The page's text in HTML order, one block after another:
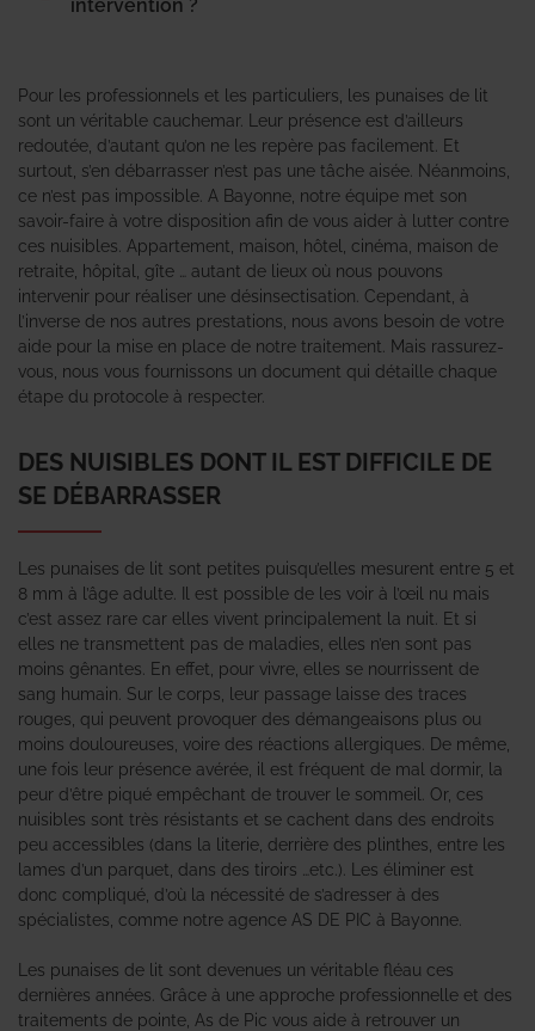
intervention ?
Pour les professionnels et les particuliers, les punaises de lit
sont un véritable cauchemar. Leur présence est d’ailleurs
redoutée, d’autant qu’on ne les repère pas facilement. Et
surtout, s’en débarrasser n’est pas une tâche aisée. Néanmoins,
ce n’est pas impossible. A Bayonne, notre équipe met son
savoir-faire à votre disposition afin de vous aider à lutter contre
ces nuisibles. Appartement, maison, hôtel, cinéma, maison de
retraite, hôpital, gîte … autant de lieux où nous pouvons
intervenir pour réaliser une désinsectisation. Cependant, à
l’inverse de nos autres prestations, nous avons besoin de votre
aide pour la mise en place de notre traitement. Mais rassurez-
vous, nous vous fournissons un document qui détaille chaque
étape du protocole à respecter.
DES NUISIBLES DONT IL EST DIFFICILE DE
SE DÉBARRASSER
Les punaises de lit sont petites puisqu’elles mesurent entre 5 et
8 mm à l’âge adulte. Il est possible de les voir à l’œil nu mais
c’est assez rare car elles vivent principalement la nuit. Et si
elles ne transmettent pas de maladies, elles n’en sont pas
moins gênantes. En effet, pour vivre, elles se nourrissent de
sang humain. Sur le corps, leur passage laisse des traces
rouges, qui peuvent provoquer des démangeaisons plus ou
moins douloureuses, voire des réactions allergiques. De même,
une fois leur présence avérée, il est fréquent de mal dormir, la
peur d’être piqué empêchant de trouver le sommeil. Or, ces
nuisibles sont très résistants et se cachent dans des endroits
peu accessibles (dans la literie, derrière des plinthes, entre les
lames d’un parquet, dans des tiroirs …etc.). Les éliminer est
donc compliqué, d’où la nécessité de s’adresser à des
spécialistes, comme notre agence AS DE PIC à Bayonne.
Les punaises de lit sont devenues un véritable fléau ces
dernières années. Grâce à une approche professionnelle et des
traitements de pointe, As de Pic vous aide à retrouver un